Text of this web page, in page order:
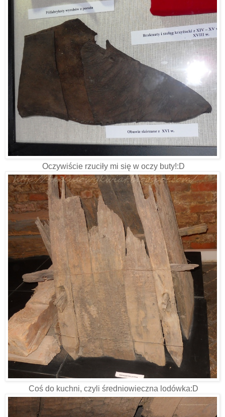
Oczywiście rzuciły mi się w oczy buty!:D
Coś do kuchni, czyli średniowieczna lodówka:D